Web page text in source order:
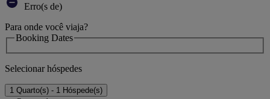
Erro(s de)
Para onde você viaja?
Booking Dates
Selecionar hóspedes
1 Quarto(s) - 1 Hóspede(s)